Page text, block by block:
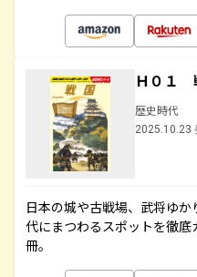
Ｈ０１
歴史時代
2025.10.23
日本の城や古戦場、武将ゆ
代にまつわるスポットを徹
冊。